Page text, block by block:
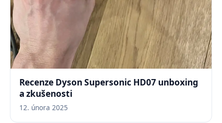
Recenze Dyson Supersonic HD07 unboxing
a zkušenosti
12. února 2025